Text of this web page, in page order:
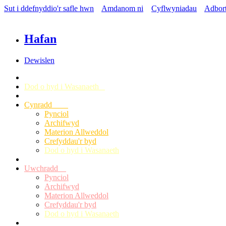
Sut i ddefnyddio'r safle hwn Amdanom ni Cyflwyniadau
Hafan
Dewislen
Dod o hyd i Wasanaeth
Cynradd
Pynciol
Archifwyd
Materion Allweddol
Crefyddau'r byd
Dod o hyd i Wasanaeth
Uwchradd
Pynciol
Archifwyd
Materion Allweddol
Crefyddau'r byd
Dod o hyd i Wasanaeth